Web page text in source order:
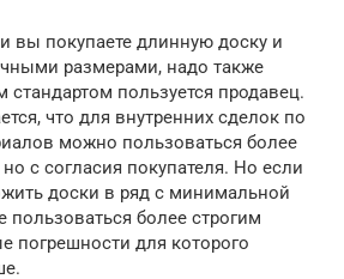
вы покупаете длинную доску и
размерами, надо также
стандартом пользуется продавец.
что для внутренних сделок по
можно пользоваться более
с согласия покупателя. Но если
доски в ряд с минимальной
пользоваться более строгим
погрешности для которого